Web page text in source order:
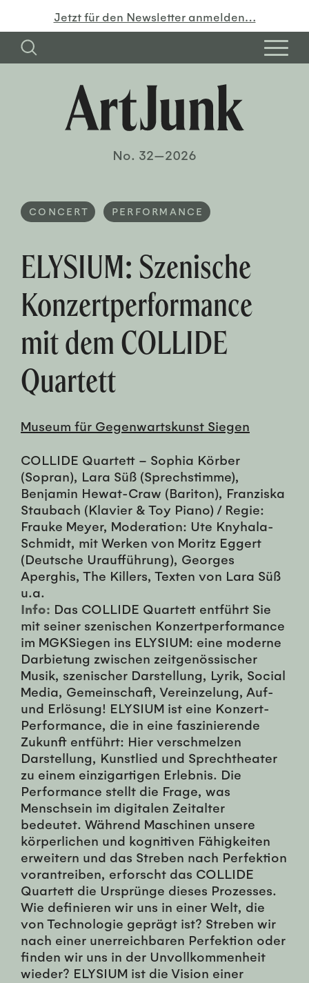
Jetzt für den Newsletter anmelden…
No. 32—2026
CONCERT PERFORMANCE
ELYSIUM: Szenische
Konzertperformance
mit dem COLLIDE
Quartett
Museum für Gegenwartskunst Siegen
COLLIDE Quartett – Sophia Körber
(Sopran), Lara Süß (Sprechstimme),
Benjamin Hewat-Craw (Bariton), Franziska
Staubach (Klavier & Toy Piano) / Regie:
Frauke Meyer, Moderation: Ute Knyhala-
Schmidt, mit Werken von Moritz Eggert
(Deutsche Uraufführung), Georges
Aperghis, The Killers, Texten von Lara Süß
u.a.
Info: Das COLLIDE Quartett entführt Sie
mit seiner szenischen Konzertperformance
im MGKSiegen ins ELYSIUM: eine moderne
Darbietung zwischen zeitgenössischer
Musik, szenischer Darstellung, Lyrik, Social
Media, Gemeinschaft, Vereinzelung, Auf-
und Erlösung! ELYSIUM ist eine Konzert-
Performance, die in eine faszinierende
Zukunft entführt: Hier verschmelzen
Darstellung, Kunstlied und Sprechtheater
zu einem einzigartigen Erlebnis. Die
Performance stellt die Frage, was
Menschsein im digitalen Zeitalter
bedeutet. Während Maschinen unsere
körperlichen und kognitiven Fähigkeiten
erweitern und das Streben nach Perfektion
vorantreiben, erforscht das COLLIDE
Quartett die Ursprünge dieses Prozesses.
Wie definieren wir uns in einer Welt, die
von Technologie geprägt ist? Streben wir
nach einer unerreichbaren Perfektion oder
finden wir uns in der Unvollkommenheit
wieder? ELYSIUM ist die Vision einer